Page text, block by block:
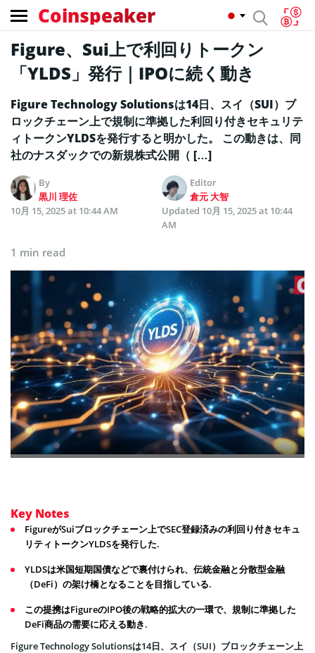
Coinspeaker
Figure、Sui上で利回りトークン
「YLDS」発行｜IPOに続く動き
Figure Technology Solutionsは14日、スイ（SUI）ブ
ロックチェーン上で規制に準拠した利回り付きセキュリテ
ィトークンYLDSを発行すると明かした。 この動きは、同
社のナスダックでの新規株式公開（ […]
By
黒川 理佐
Editor
倉元 大智
10月 15, 2025 at 10:44 AM
Updated 10月 15, 2025 at 10:44
AM
1 min read
Key Notes
FigureがSuiブロックチェーン上でSEC登録済みの利回り付きセキュ
リティトークンYLDSを発行した.
YLDSは米国短期国債などで裏付けられ、伝統金融と分散型金融
（DeFi）の架け橋となることを目指している.
この提携はFigureのIPO後の戦略的拡大の一環で、規制に準拠した
DeFi商品の需要に応える動き.
Figure Technology Solutionsは14日、スイ（SUI）ブロックチェーン上